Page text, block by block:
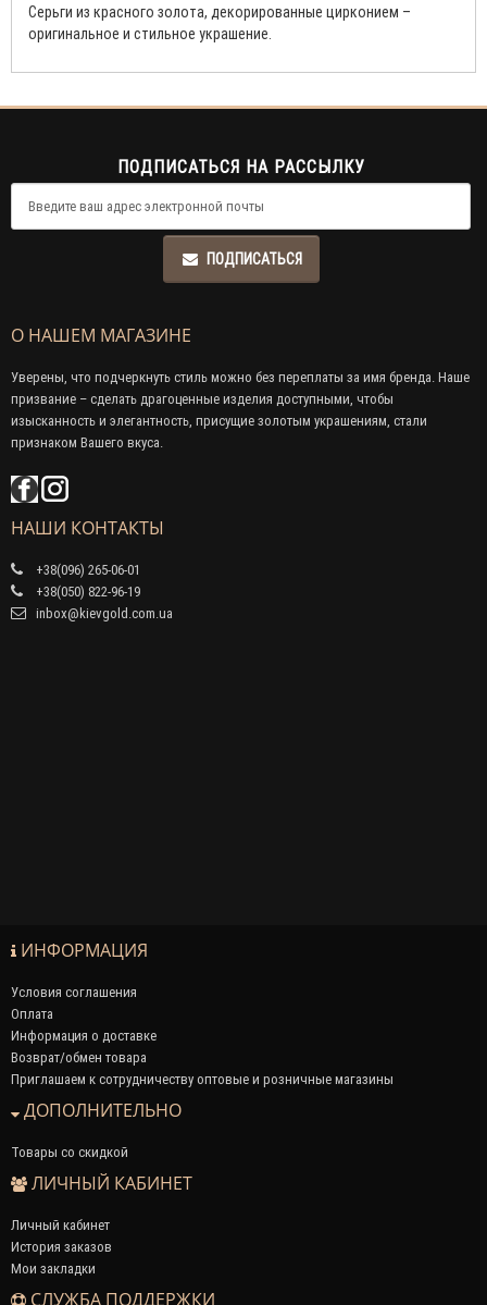
Серьги из красного золота, декорированные цирконием –
оригинальное и стильное украшение.
ПОДПИСАТЬСЯ НА РАССЫЛКУ
ПОДПИСАТЬСЯ
О НАШЕМ МАГАЗИНЕ
Уверены, что подчеркнуть стиль можно без переплаты за имя бренда. Наше
призвание – сделать драгоценные изделия доступными, чтобы
изысканность и элегантность, присущие золотым украшениям, стали
признаком Вашего вкуса.
НАШИ КОНТАКТЫ
+38(096) 265-06-01
+38(050) 822-96-19
inbox@kievgold.com.ua
ИНФОРМАЦИЯ
Условия соглашения
Оплата
Информация о доставке
Возврат/обмен товара
Приглашаем к сотрудничеству оптовые и розничные магазины
ДОПОЛНИТЕЛЬНО
Товары со скидкой
ЛИЧНЫЙ КАБИНЕТ
Личный кабинет
История заказов
Мои закладки
СЛУЖБА ПОДДЕРЖКИ